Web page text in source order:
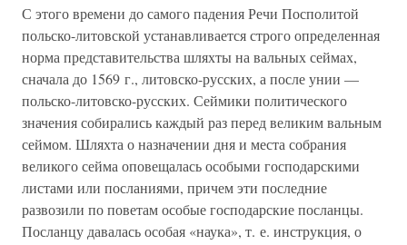
С этого времени до самого падения Речи Посполитой
польско-литовской устанавливается строго определенная
норма представительства шляхты на вальных сеймах,
сначала до 1569 г., литовско-русских, а после унии —
польско-литовско-русских. Сеймики политического
значения собирались каждый раз перед великим вальным
сеймом. Шляхта о назначении дня и места собрания
великого сейма оповещалась особыми господарскими
листами или посланиями, причем эти последние
развозили по поветам особые господарские посланцы.
Посланцу давалась особая «наука», т. е. инструкция, о